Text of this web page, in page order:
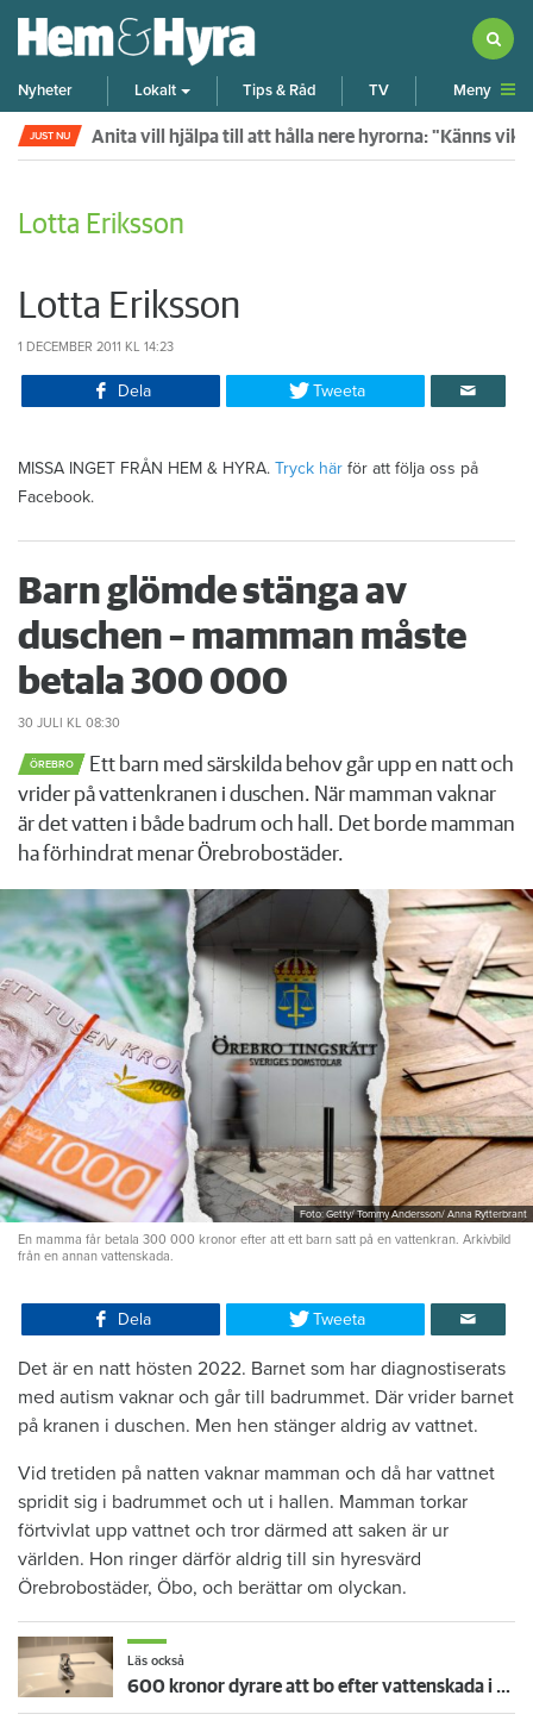
Nyheter Lokalt Tips & Råd TV Meny
JUST NU Anita vill hjälpa till att hålla nere hyrorna: "Känns
Lotta Eriksson
Lotta Eriksson
1 DECEMBER 2011 KL 14:23
Dela Tweeta
MISSA INGET FRÅN HEM & HYRA. Tryck här för att följa oss på
Facebook.
Barn glömde stänga av
duschen – mamman måste
betala 300 000
30 JULI KL 08:30
ÖREBRO
Ett barn med särskilda behov går upp en natt och
vrider på vattenkranen i duschen. När mamman vaknar
är det vatten i både badrum och hall. Det borde mamman
ha förhindrat menar Örebrobostäder.
Foto: Getty/ Tommy Andersson/ Anna Rytterbrant
En mamma får betala 300 000 kronor efter att ett barn satt på en vattenkran. Arkivbild
från en annan vattenskada.
Dela Tweeta
Det är en natt hösten 2022. Barnet som har diagnostiserats
med autism vaknar och går till badrummet. Där vrider barnet
på kranen i duschen. Men hen stänger aldrig av vattnet.
Vid tretiden på natten vaknar mamman och då har vattnet
spridit sig i badrummet och ut i hallen. Mamman torkar
förtvivlat upp vattnet och tror därmed att saken är ur
världen. Hon ringer därför aldrig till sin hyresvärd
Örebrobostäder, Öbo, och berättar om olyckan.
Läs också
600 kronor dyrare att bo efter vattenskada i Varberg